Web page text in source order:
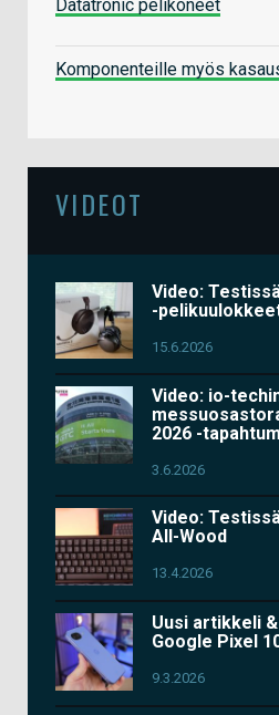
Datatronic pelikoneet
Komponenteille myös
VIDEOT
Video:
-
15.6.2026
Video: io-
2026 -
3.6.2026
Video:
All-Wood
13.4.2026
Uusi artikkeli
Google Pixel
9.3.2026